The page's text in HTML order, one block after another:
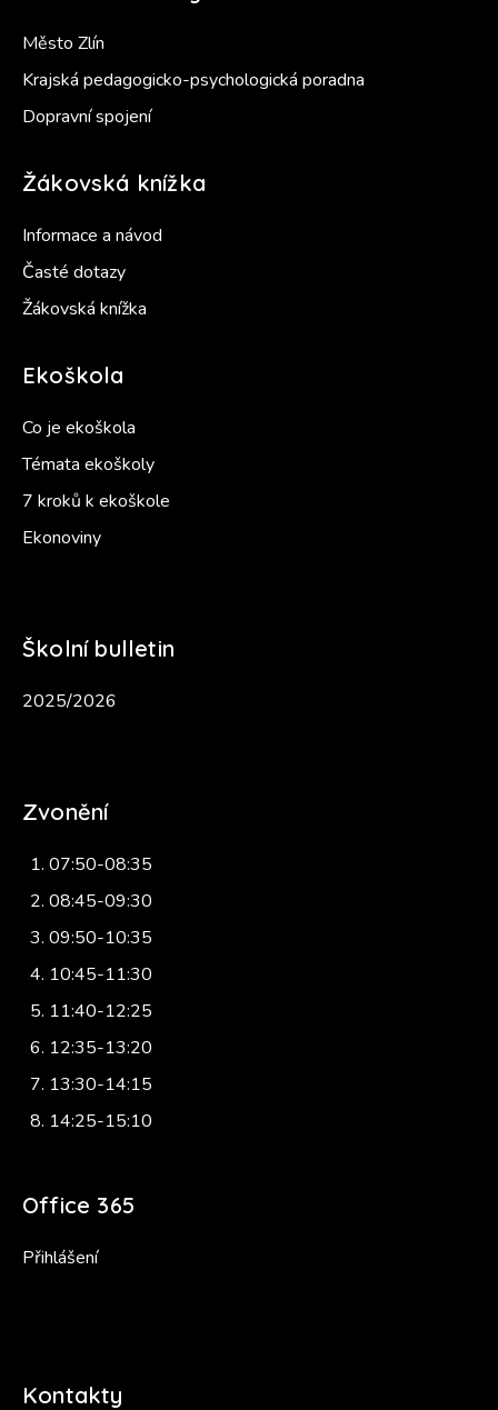
Město Zlín
Krajská pedagogicko-psychologická poradna
Dopravní spojení
Žákovská knížka
Informace a návod
Časté dotazy
Žákovská knížka
Ekoškola
Co je ekoškola
Témata ekoškoly
7 kroků k ekoškole
Ekonoviny
Školní bulletin
2025/2026
Zvonění
07:50-08:35
08:45-09:30
09:50-10:35
10:45-11:30
11:40-12:25
12:35-13:20
13:30-14:15
14:25-15:10
Office 365
Přihlášení
Kontakty